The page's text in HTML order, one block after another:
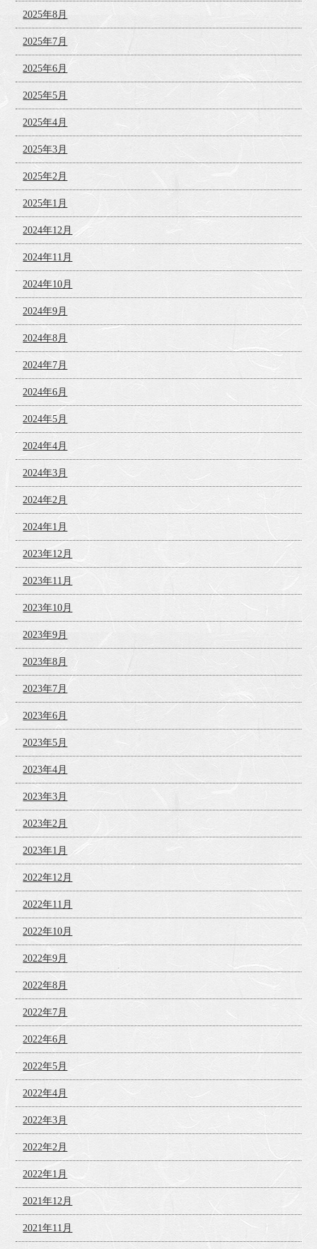
2025年8月
2025年7月
2025年6月
2025年5月
2025年4月
2025年3月
2025年2月
2025年1月
2024年12月
2024年11月
2024年10月
2024年9月
2024年8月
2024年7月
2024年6月
2024年5月
2024年4月
2024年3月
2024年2月
2024年1月
2023年12月
2023年11月
2023年10月
2023年9月
2023年8月
2023年7月
2023年6月
2023年5月
2023年4月
2023年3月
2023年2月
2023年1月
2022年12月
2022年11月
2022年10月
2022年9月
2022年8月
2022年7月
2022年6月
2022年5月
2022年4月
2022年3月
2022年2月
2022年1月
2021年12月
2021年11月